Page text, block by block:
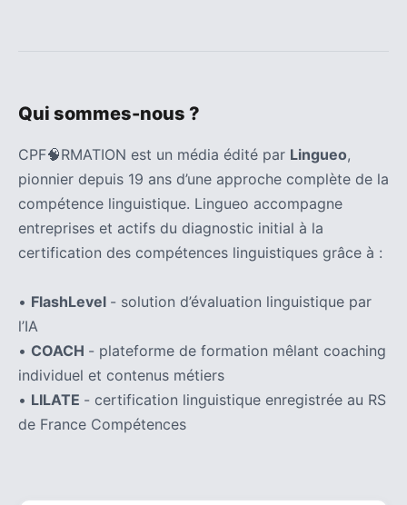
Qui sommes-nous ?
CPF🧠RMATION est un média édité par Lingueo,
pionnier depuis 19 ans d’une approche complète de la
compétence linguistique. Lingueo accompagne
entreprises et actifs du diagnostic initial à la
certification des compétences linguistiques grâce à :
• FlashLevel - solution d’évaluation linguistique par
l’IA
• COACH - plateforme de formation mêlant coaching
individuel et contenus métiers
• LILATE - certification linguistique enregistrée au RS
de France Compétences